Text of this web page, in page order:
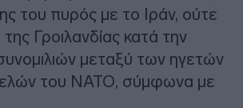
του πυρός με το Ιράν, ούτε
Γροιλανδίας κατά την
μεταξύ των ηγετών
του ΝΑΤΟ, σύμφωνα με